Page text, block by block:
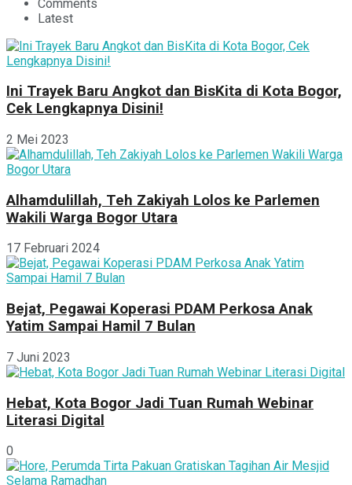
Comments
Latest
Ini Trayek Baru Angkot dan BisKita di Kota Bogor,
Cek Lengkapnya Disini!
2 Mei 2023
Alhamdulillah, Teh Zakiyah Lolos ke Parlemen
Wakili Warga Bogor Utara
17 Februari 2024
Bejat, Pegawai Koperasi PDAM Perkosa Anak
Yatim Sampai Hamil 7 Bulan
7 Juni 2023
Hebat, Kota Bogor Jadi Tuan Rumah Webinar
Literasi Digital
0